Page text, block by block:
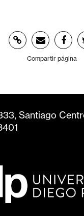
Compartir página
Santiago